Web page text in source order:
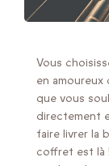
Vous
en
que vous
directement
faire livrer la
coffret est là